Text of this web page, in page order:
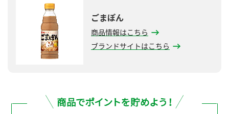
ごまぽん
商品情報はこちら
ブランドサイトはこちら